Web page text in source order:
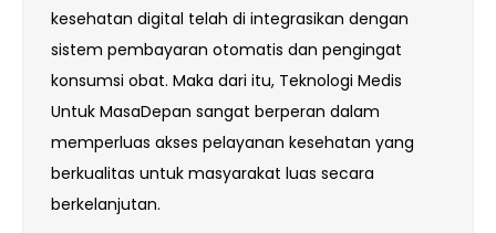
kesehatan digital telah di integrasikan dengan
sistem pembayaran otomatis dan pengingat
konsumsi obat. Maka dari itu, Teknologi Medis
Untuk MasaDepan sangat berperan dalam
memperluas akses pelayanan kesehatan yang
berkualitas untuk masyarakat luas secara
berkelanjutan.